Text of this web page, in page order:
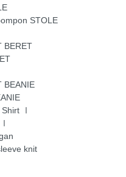
STOLE
BERET
BEANIE
Ⅰ
knit